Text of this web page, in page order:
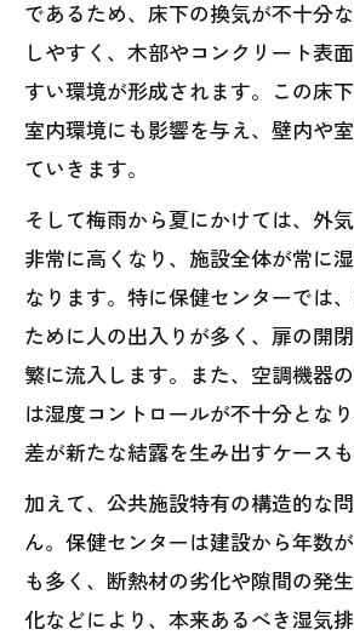
であるため、床下の換気が不十分
しやすく、木部やコンクリート表
すい環境が形成されます。この床
室内環境にも影響を与え、壁内や
ていきます。
そして梅雨から夏にかけては、外
非常に高くなり、施設全体が常に
なります。特に保健センターでは
ために人の出入りが多く、扉の開
繁に流入します。また、空調機器
は湿度コントロールが不十分とな
差が新たな結露を生み出すケースも
加えて、公共施設特有の構造的な
ん。保健センターは建設から年数
も多く、断熱材の劣化や隙間の発
化などにより、本来あるべき湿気